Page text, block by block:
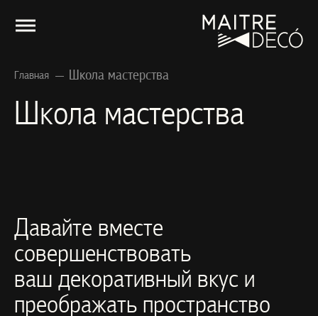
Главная Школа мастерства
Школа мастерства
Давайте вместе
совершенствовать
ваш декоративный вкус и
преображать пространство